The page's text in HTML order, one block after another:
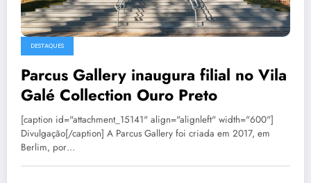
DESTAQUES
Parcus Gallery inaugura filial no Vila
Galé Collection Ouro Preto
[caption id="attachment_15141" align="alignleft" width="600"]
Divulgação[/caption] A Parcus Gallery foi criada em 2017, em
Berlim, por…